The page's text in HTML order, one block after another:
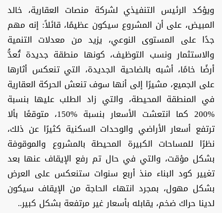
ويؤكد الرئيس التنفيذي لشركة منصات العقارية، خالد
المبيض، على أن المشروع سيكون عظيمًا، قائلاً: إنه مهم
جدًا على المستوى النوعي، يزيد من معدلات التنمية
والاستثمار ونسب التوظيف، كونها منطقة جديدة تُعدُّ
أرضًا خامًا، أشبه بالضاحية الجديدة، التي تنعكس أثارها
على الجميع، مشيرًا إلى أنها سوف تنعش الحركة العقارية
في المنطقة المحيطة، والتي زاد الطلب عليها بنسبة
%200 كما انتعشت الأسعار بنسبة %150، متوقعًا بألا
ترتفع أسعار الأراضي والوحدات السكنية كثيرًا عن ذلك،
نظرًا للمساحات الكبيرة المحيطة بالمشروع والموقوفة
بشكل مؤقت، والتي في حال تم رفع الإيقاف عنها بعد
تغيير كود البناء منذ أربع سنوات ستنعكس على العرض
بشكل مهول، بمجرد انتهاء الحاجة من الإيقاف سيكون
لدينا حراك ضخم، يقابله بأسعار غير مرتفعة بشكل كبير..